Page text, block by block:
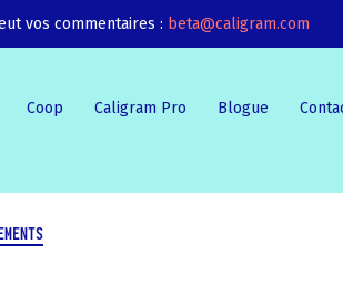
vos commentaires : beta@caligram.com
Coop Caligram Pro Blogue